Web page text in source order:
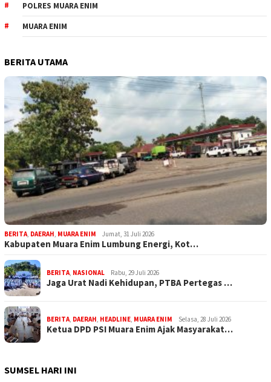
POLRES MUARA ENIM
MUARA ENIM
BERITA UTAMA
BERITA, DAERAH, MUARA ENIM Jumat, 31 Juli 2026
Kabupaten Muara Enim Lumbung Energi, Kot…
BERITA, NASIONAL Rabu, 29 Juli 2026
Jaga Urat Nadi Kehidupan, PTBA Pertegas …
BERITA, DAERAH, HEADLINE, MUARA ENIM Selasa, 28 Juli 2026
Ketua DPD PSI Muara Enim Ajak Masyarakat…
SUMSEL HARI INI